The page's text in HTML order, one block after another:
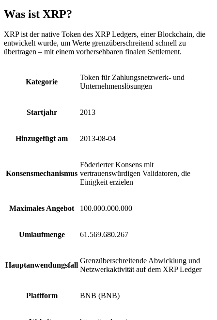
Was ist XRP?
XRP ist der native Token des XRP Ledgers, einer Blockchain, die
entwickelt wurde, um Werte grenzüberschreitend schnell zu
übertragen – mit einem vorhersehbaren finalen Settlement.
Kategorie
Token für Zahlungsnetzwerk- und
Unternehmenslösungen
Startjahr 2013
Hinzugefügt am 2013-08-04
Konsensmechanismus
Föderierter Konsens mit
vertrauenswürdigen Validatoren, die
Einigkeit erzielen
Maximales Angebot 100.000.000.000
Umlaufmenge 61.569.680.267
Hauptanwendungsfall
Grenzüberschreitende Abwicklung und
Netzwerkaktivität auf dem XRP Ledger
Plattform BNB (BNB)